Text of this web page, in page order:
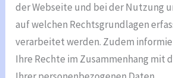
der Webseite und bei der Nutzung
auf welchen Rechtsgrundlagen
verarbeitet werden. Zudem
Ihre Rechte im Zusammenhang mit